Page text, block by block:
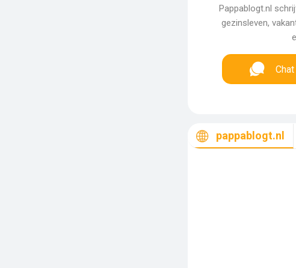
Pappablogt.nl
gezinsleven,
Chat
pappablogt.nl